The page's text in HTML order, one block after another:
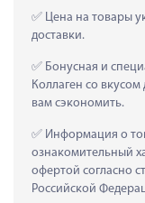
Цена на товары
доставки.
Бонусная и
Коллаген со
вам сэкономить.
Информация о
ознакомительный
офертой согласно
Российской